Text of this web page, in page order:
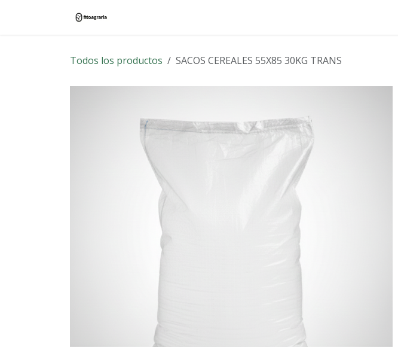
Todos los productos SACOS CEREALES 55X85 30KG TRANS